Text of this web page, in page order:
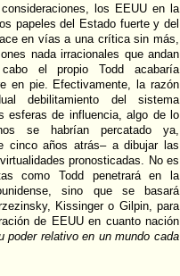
los EEUU en la
papeles del Estado fuerte y del
en vías a una crítica sin más,
nada irracionales que andan
el propio Todd acabaría
en pie. Efectivamente, la razón
debilitamiento del sistema
esferas de influencia, algo de lo
se habrían percatado ya,
cinco años atrás– a dibujar las
pronosticadas. No es
como Todd penetrará en la
sino que se basará
Kissinger o Gilpin, para
de EEUU en cuanto nación
poder relativo en un mundo cada